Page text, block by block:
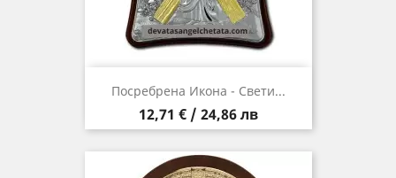
Посребрена Икона - Свети...
Цена
12,71 € / 24,86 лв